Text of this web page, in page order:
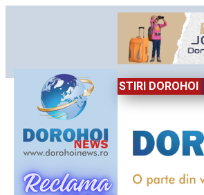
STIRI DOROHOI
„Dorohoiul, în Sărbătoare!” –